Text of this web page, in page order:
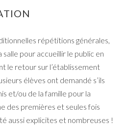
répétitions générales,
pour accueillir le public en
le retour sur l’établissement
élèves ont demandé s’ils
et/ou de la famille pour la
des premières et seules fois
aussi explicites et nombreuses !